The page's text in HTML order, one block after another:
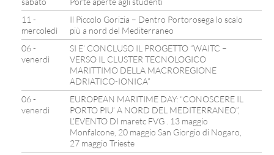
11 -
mercoledì
Il Piccolo Gorizia – Dentro Portorosega lo scalo
più a nord del Mediterraneo
06 -
venerdì
SI E’ CONCLUSO IL PROGETTO “WAITC –
VERSO IL CLUSTER TECNOLOGICO
MARITTIMO DELLA MACROREGIONE
ADRIATICO-IONICA”
06 -
venerdì
EUROPEAN MARITIME DAY: “CONOSCERE IL
PORTO PIU’ A NORD DEL MEDITERRANEO”,
L’EVENTO DI maretc FVG . 13 maggio
Monfalcone, 20 maggio San Giorgio di Nogaro,
27 maggio Trieste